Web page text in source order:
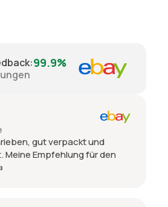
:99.9%
gut verpackt und
Meine Empfehlung für den